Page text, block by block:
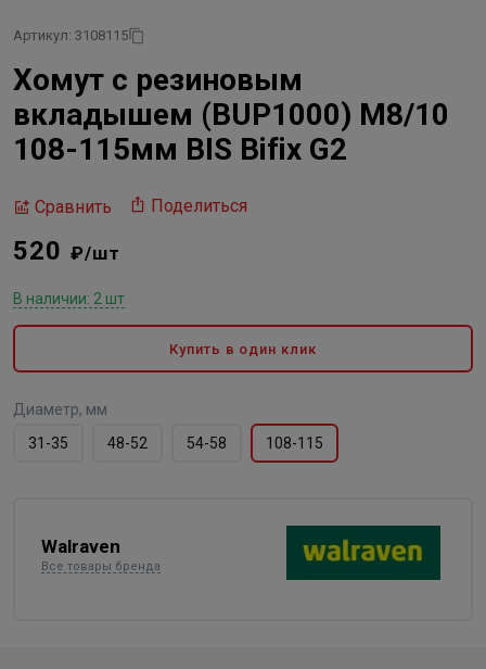
Артикул: 3108115
Хомут с резиновым
вкладышем (BUP1000) М8/10
108-115мм BIS Bifix G2
Сравнить Поделиться
520 ₽/шт
В наличии: 2 шт
Купить в один клик
Диаметр, мм
31-35
48-52 54-58 108-115
Walraven
Все товары бренда